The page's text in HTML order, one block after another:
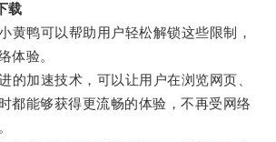
载
鸭可以帮助用户轻松解锁这些限制，
体验。
加速技术，可以让用户在浏览网页、
都能够获得更流畅的体验，不再受网络